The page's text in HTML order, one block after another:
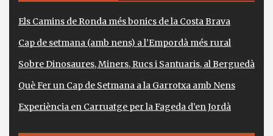
Els Camins de Ronda més bonics de la Costa Brava
Cap de setmana (amb nens) a l’Empordà més rural
Sobre Dinosaures, Miners, Rucs i Santuaris, al Berguedà
Què Fer un Cap de Setmana a la Garrotxa amb Nens
Experiència en Carruatge per la Fageda d’en Jordà